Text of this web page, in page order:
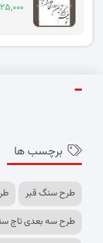
۲۵,۰۰۰ تومان
برچسب ها
طرح سنگ قبر
طرح سه بعدی تاج